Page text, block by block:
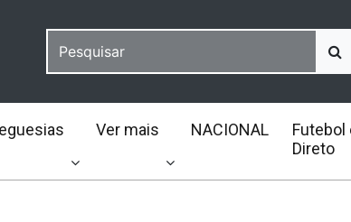
Ver mais NACIONAL
Futebol
Direto